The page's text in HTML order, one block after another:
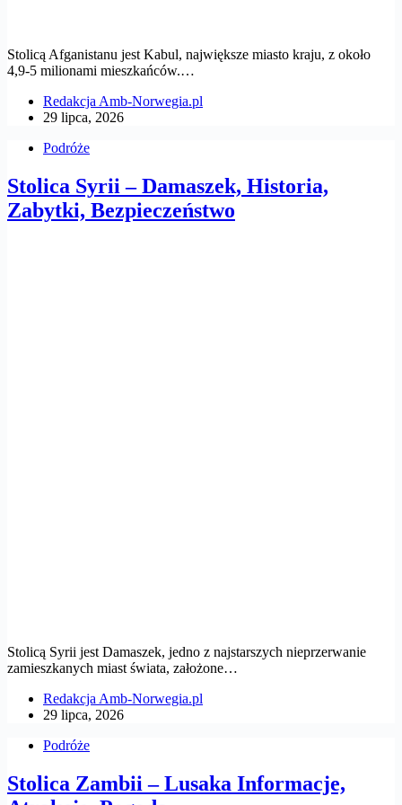
Stolicą Afganistanu jest Kabul, największe miasto kraju, z około
4,9-5 milionami mieszkańców.…
Redakcja Amb-Norwegia.pl
29 lipca, 2026
Podróże
Stolica Syrii – Damaszek, Historia,
Zabytki, Bezpieczeństwo
Stolicą Syrii jest Damaszek, jedno z najstarszych nieprzerwanie
zamieszkanych miast świata, założone…
Redakcja Amb-Norwegia.pl
29 lipca, 2026
Podróże
Stolica Zambii – Lusaka Informacje,